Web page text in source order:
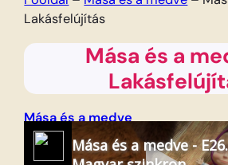
Lakásfelújítás
Mása és a
Mása és a medve